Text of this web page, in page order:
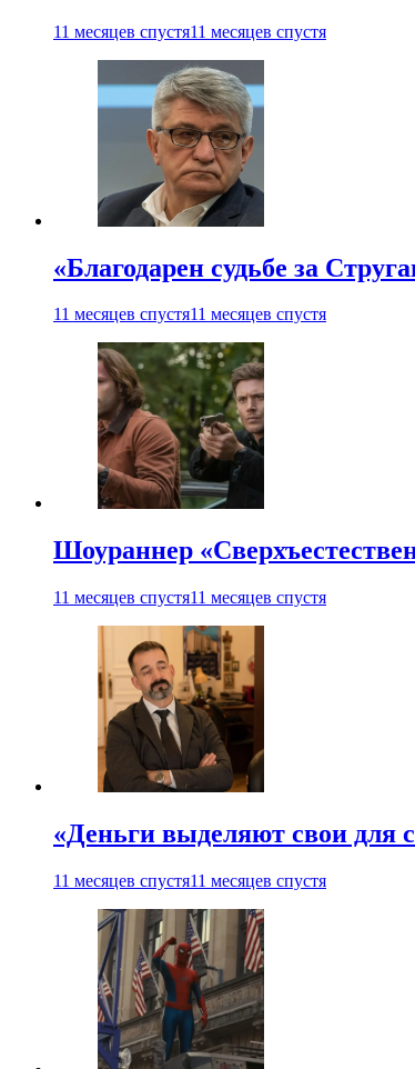
11 месяцев спустя11 месяцев спустя
«Благодарен судьбе за
11 месяцев спустя11 месяцев спустя
Шоураннер
11 месяцев спустя11 месяцев спустя
«Деньги выделяют свои для
11 месяцев спустя11 месяцев спустя